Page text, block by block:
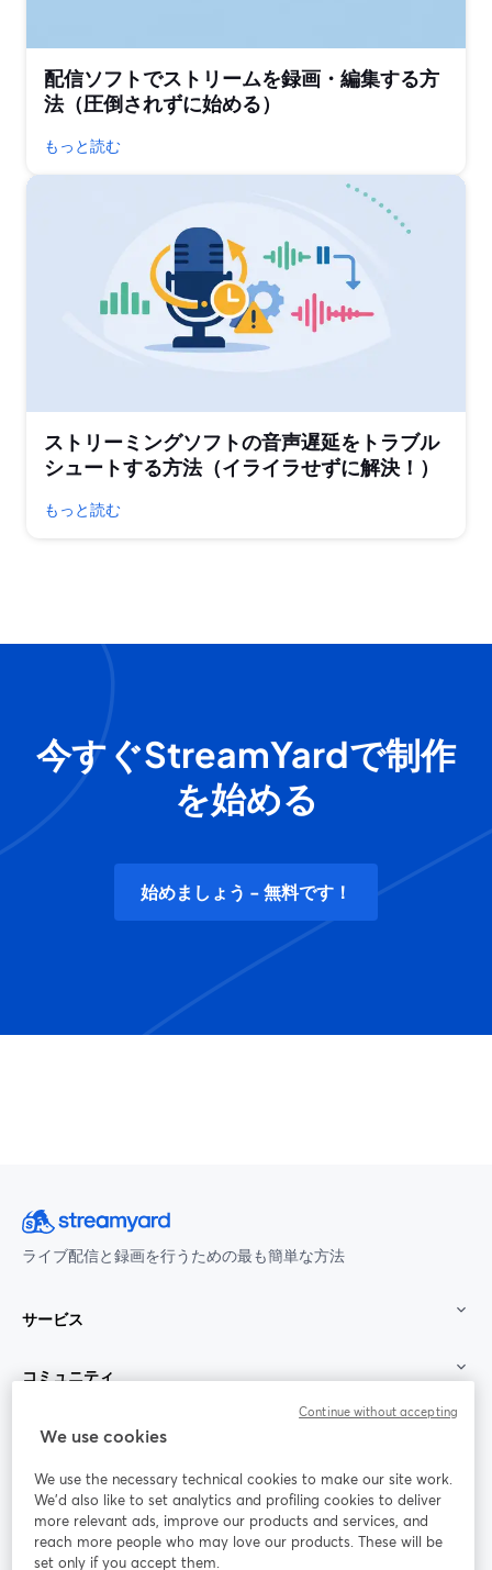
配信ソフトでストリームを録画・編集する方
法（圧倒されずに始める）
もっと読む
ストリーミングソフトの音声遅延をトラブル
シュートする方法（イライラせずに解決！）
もっと読む
今すぐStreamYardで制作
を始める
始めましょう - 無料です！
ライブ配信と録画を行うための最も簡単な方法
サービス
コミュニティ
StreamYard：
参加する
ライ
Facebook
新しいタブで開く(Twitter)
YouTube
We use cookies
We use the necessary technical cookies to make our site work.
We'd also like to set analytics and profiling cookies to deliver
more relevant ads, improve our products and services, and
reach more people who may love our products. These will be
set only if you accept them.
Continue without accepting